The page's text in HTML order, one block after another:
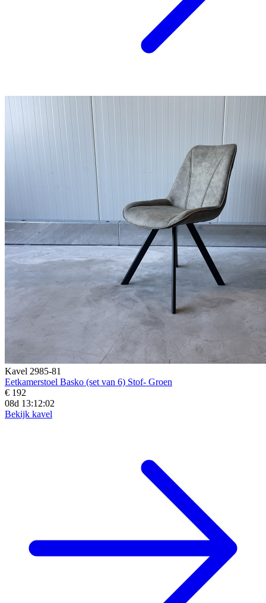
Kavel 2985-81
Eetkamerstoel Basko (set van 6) Stof- Groen
€ 192
08d 13:12:01
Bekijk kavel